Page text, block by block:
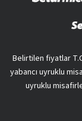
Belirtilen fiyatlar
yabancı uyruklu
uyruklu